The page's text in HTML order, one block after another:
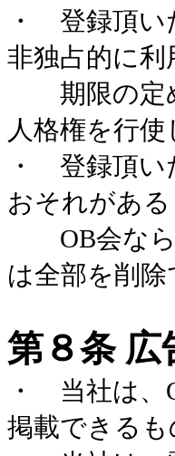
・ 登録頂い
非独占的に利
期限の定め
人格権を行
・ 登録頂い
おそれがあ
OB会な
は全部を削
第８条
・ 当社は、
掲載できるも